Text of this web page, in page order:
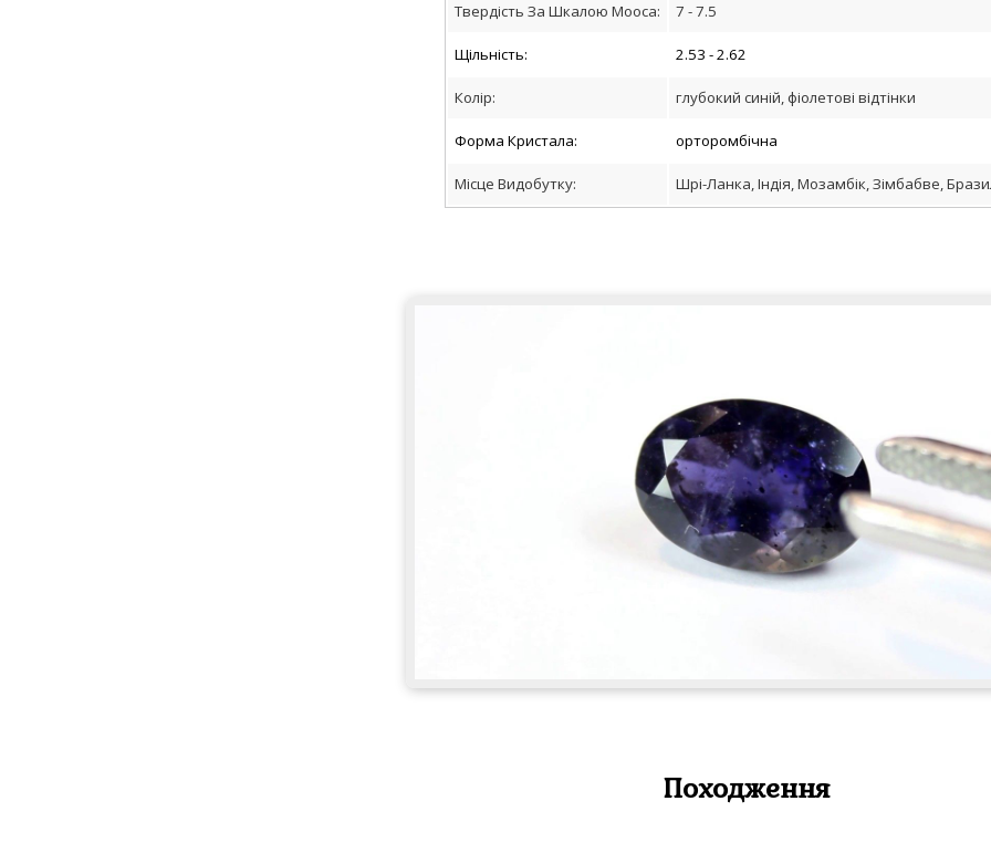
Твердість За Шкалою Мооса: 7 - 7.5
Щільність: 2.53 - 2.62
Колір: глубокий синій, фіолетові відтінки
Форма Кристала: орторомбічна
Місце Видобутку: Шрі-Ланка, Індія, Мозамбік, Зімбабве,
Походження